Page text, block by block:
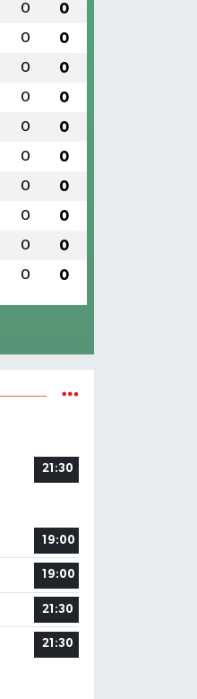
0 0
0 0
0 0
0 0
0 0
0 0
0 0
0 0
0 0
0 0
21:30
19:00
19:00
21:30
21:30